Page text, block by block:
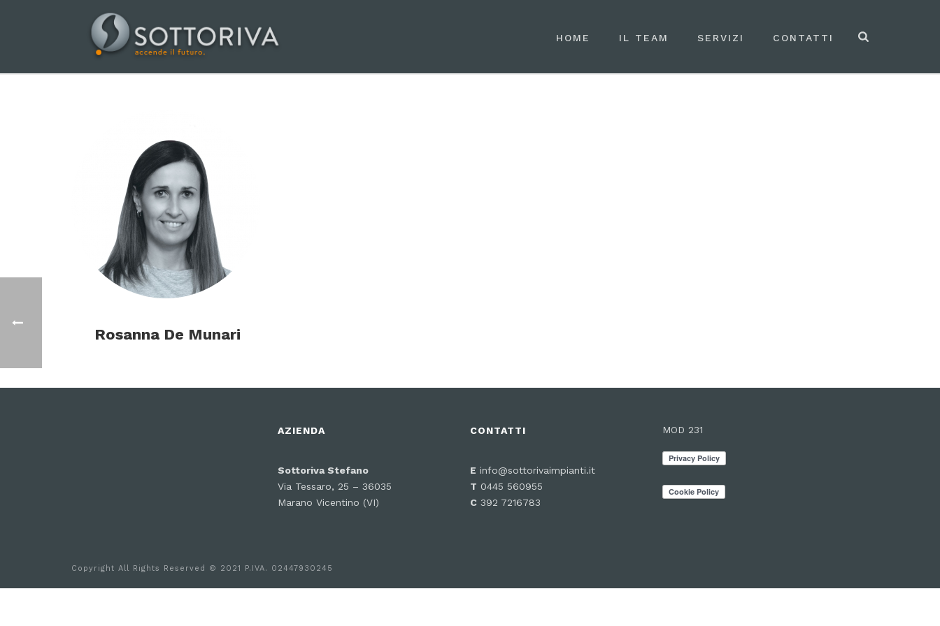
HOME IL TEAM SERVIZI CONTATTI
Rosanna De Munari
AZIENDA
Sottoriva Stefano
Via Tessaro, 25 – 36035
Marano Vicentino (VI)
CONTATTI
E info@sottorivaimpianti.it
T 0445 560955
C 392 7216783
MOD 231
Copyright All Rights Reserved © 2021 P.IVA. 02447930245